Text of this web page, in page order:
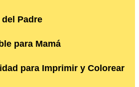
Padre
para Mamá
para Imprimir y Colorear